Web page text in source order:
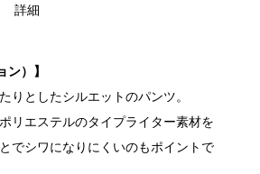
詳細
ン）】
りとしたシルエットのパンツ。
リエステルのタイプライター素材を
でシワになりにくいのもポイントで